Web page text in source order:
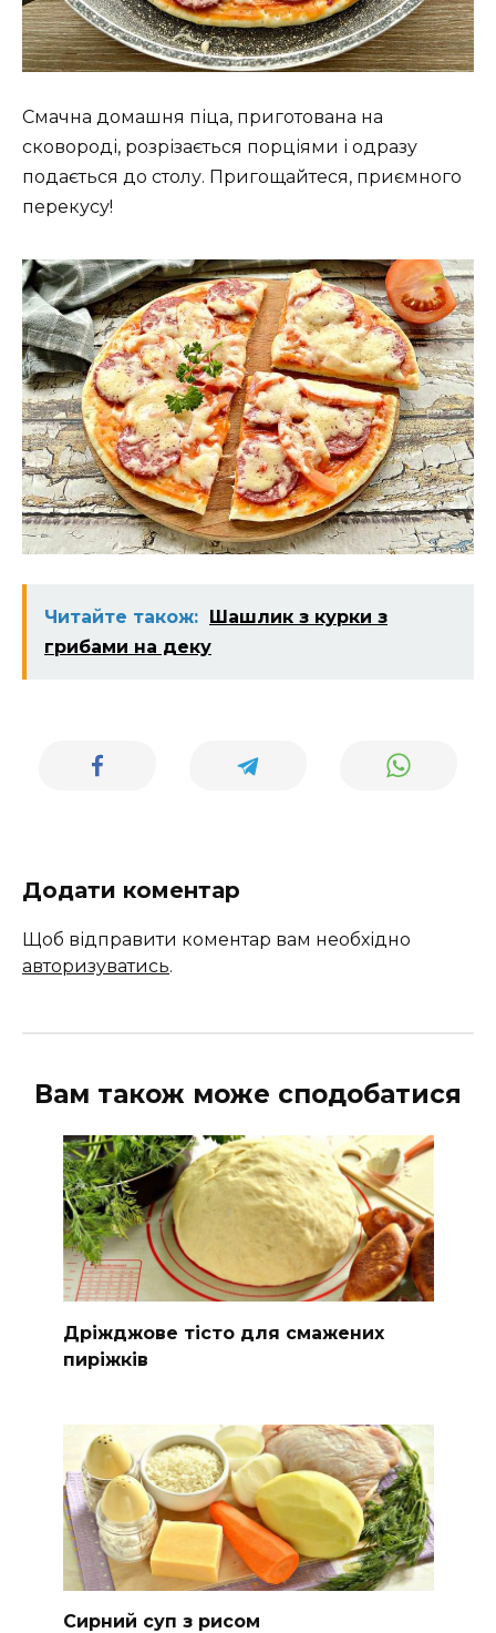
Смачна домашня піца, приготована на
сковороді, розрізається порціями і одразу
подається до столу. Пригощайтеся, приємного
перекусу!
Читайте також:
Шашлик з курки з
грибами на деку
Додати коментар
Щоб відправити коментар вам необхідно
авторизуватись.
Вам також може сподобатися
Дріжджове тісто для смажених
пиріжків
Сирний суп з рисом